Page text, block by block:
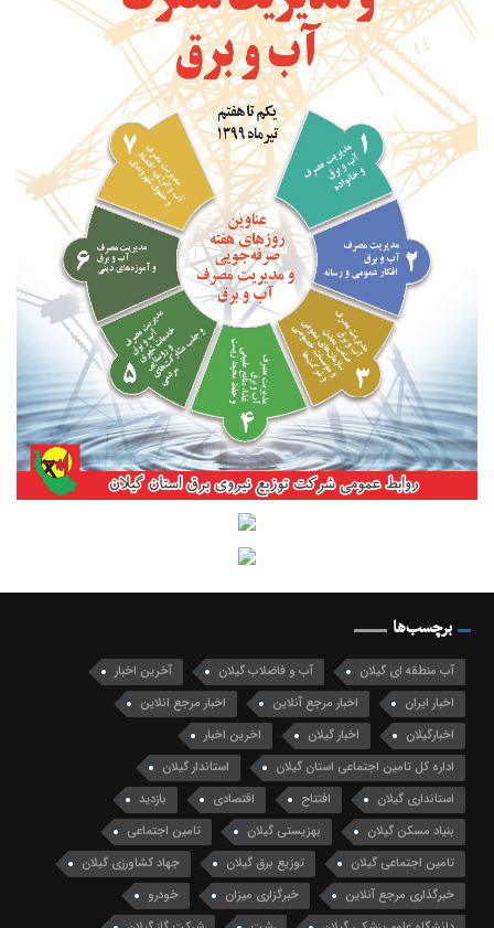
برچسب‌ها
آب منطقه ای گیلان آب و فاضلاب گیلان
آخرین اخبار
اخبار ایران
اخبار مرجع آنلاین
اخبار مرجع انلاین
اخبارگیلان
اخبار گیلان
اخرین اخبار
اداره کل تامین اجتماعی استان گیلان
استاندار گیلان
استانداری گیلان
افتتاح اقتصادی
بازدید
بنیاد مسکن گیلان
بهزیستی گیلان
تامین اجتماعی
تامین اجتماعی گیلان
توزیع برق گیلان
جهاد کشاورزی گیلان
خبرگذاری مرجع آنلاین
خبرگزاری میزان
خودرو